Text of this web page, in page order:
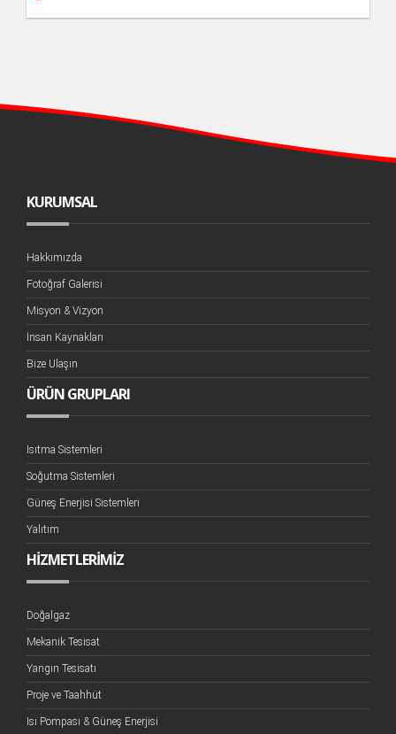
KURUMSAL
Hakkımızda
Fotoğraf Galerisi
Misyon & Vizyon
İnsan Kaynakları
Bize Ulaşın
ÜRÜN GRUPLARI
Isıtma Sistemleri
Soğutma Sistemleri
Güneş Enerjisi Sistemleri
Yalıtım
HİZMETLERİMİZ
Doğalgaz
Mekanik Tesisat
Yangın Tesisatı
Proje ve Taahhüt
Isı Pompası & Güneş Enerjisi